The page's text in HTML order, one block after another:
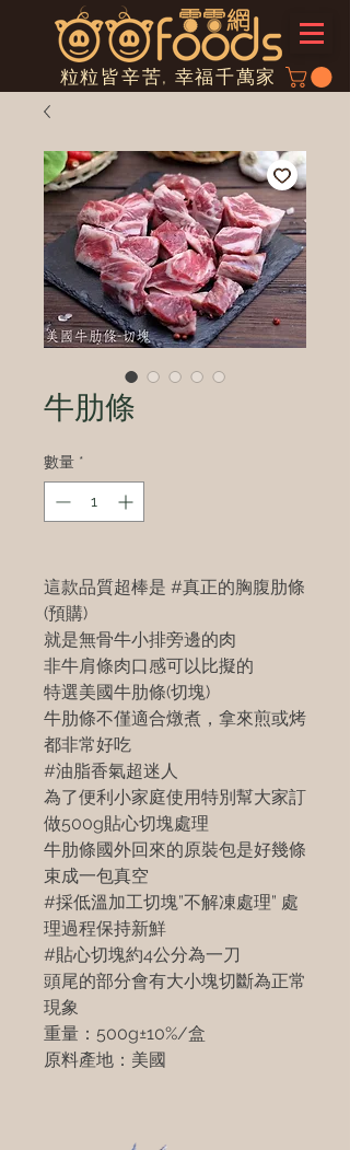
粒粒皆辛苦, 幸福千萬家
牛肋條
數量 *
這款品質超棒是 #真正的胸腹肋條
(預購)
就是無骨牛小排旁邊的肉
非牛肩條肉口感可以比擬的
特選美國牛肋條(切塊)
牛肋條不僅適合燉煮，拿來煎或烤
都非常好吃
#油脂香氣超迷人
為了便利小家庭使用特別幫大家訂
做500g貼心切塊處理
牛肋條國外回來的原裝包是好幾條
束成一包真空
#採低溫加工切塊”不解凍處理” 處
理過程保持新鮮
#貼心切塊約4公分為一刀
頭尾的部分會有大小塊切斷為正常
現象
重量：500g±10%/盒
原料產地：美國